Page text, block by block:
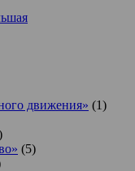
движения» (1)
(5)